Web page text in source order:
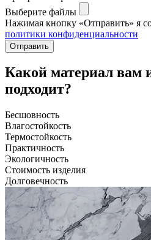
Выберите файлы
Нажимая кнопку «Отправить» я
политики конфиденциальности
Отправить
Какой материал вам
подходит?
Бесшовность
Влагостойкость
Термостойкость
Практичность
Экологичность
Стоимость изделия
Долговечность